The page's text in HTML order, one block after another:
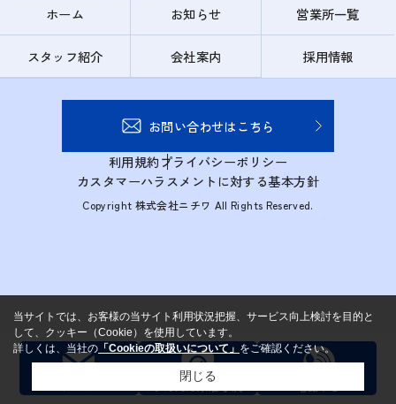
ホーム お知らせ 営業所一覧
スタッフ紹介 会社案内 採用情報
お問い合わせはこちら
利用規約プライバシーポリシー
カスタマーハラスメントに対する基本方針
Copyright 株式会社ニチワ All Rights Reserved.
当サイトでは、お客様の当サイト利用状況把握、サービス向上検討を目的と
して、クッキー（Cookie）を使用しています。
詳しくは、当社の 「Cookieの取扱いについて」 をご確認ください。
閉じる